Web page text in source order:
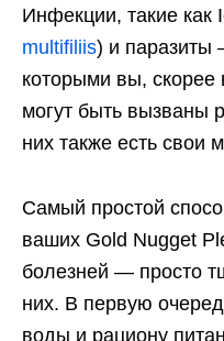
Инфекции, такие как
multifiliis) и паразиты
которыми вы, скорее
могут быть вызваны
них также есть свои
Самый простой
ваших Gold Nugget
болезней — просто
них. В первую
воды и рациону